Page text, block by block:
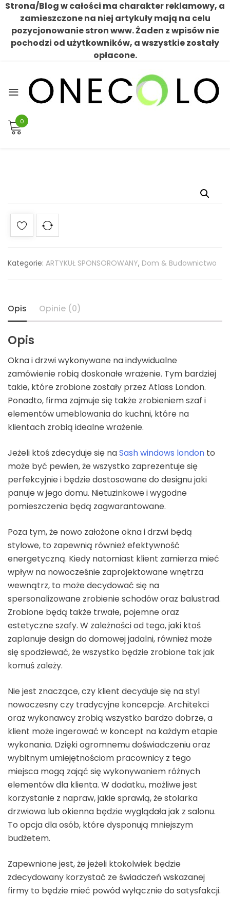
Strona/Blog w całości ma charakter reklamowy, a
zamieszczone na niej artykuły mają na celu
pozycjonowanie stron www. Żaden z wpisów nie
pochodzi od użytkowników, a wszystkie zostały
opłacone.
content
0
Kategorie: ARTYKUŁ SPONSOROWANY, Dom & Budownictwo
Opis Opinie (0)
Opis
Okna i drzwi wykonywane na indywidualne
zamówienie robią doskonałe wrażenie. Tym bardziej
takie, które zrobione zostały przez Atlass London.
Ponadto, firma zajmuje się także zrobieniem szaf i
elementów umeblowania do kuchni, które na
klientach zrobią idealne wrażenie.
Jeżeli ktoś zdecyduje się naSash windows london to
może być pewien, że wszystko zaprezentuje się
perfekcyjnie i będzie dostosowane do designu jaki
panuje w jego domu. Nietuzinkowe i wygodne
pomieszczenia będą zagwarantowane.
Poza tym, że nowo założone okna i drzwi będą
stylowe, to zapewnią również efektywność
energetyczną. Kiedy natomiast klient zamierza mieć
wpływ na nowocześnie zaprojektowane wnętrza
wewnątrz, to może decydować się na
spersonalizowane zrobienie schodów oraz balustrad.
Zrobione będą także trwałe, pojemne oraz
estetyczne szafy. W zależności od tego, jaki ktoś
zaplanuje design do domowej jadalni, również może
się spodziewać, że wszystko będzie zrobione tak jak
komuś zależy.
Nie jest znaczące, czy klient decyduje się na styl
nowoczesny czy tradycyjne koncepcje. Architekci
oraz wykonawcy zrobią wszystko bardzo dobrze, a
klient może ingerować w koncept na każdym etapie
wykonania. Dzięki ogromnemu doświadczeniu oraz
wybitnym umiejętnościom pracownicy z tego
miejsca mogą zająć się wykonywaniem różnych
elementów dla klienta. W dodatku, możliwe jest
korzystanie z napraw, jakie sprawią, że stolarka
drzwiowa lub okienna będzie wyglądała jak z salonu.
To opcja dla osób, które dysponują mniejszym
budżetem.
Zapewnione jest, że jeżeli ktokolwiek będzie
zdecydowany korzystać ze świadczeń wskazanej
firmy to będzie mieć powód wyłącznie do satysfakcji.